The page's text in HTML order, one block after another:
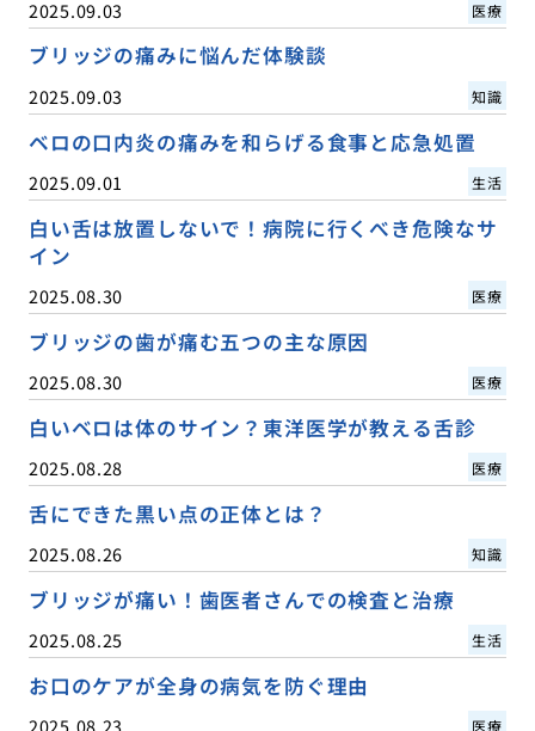
2025.09.03 医療
ブリッジの痛みに悩んだ体験談
2025.09.03 知識
ベロの口内炎の痛みを和らげる食事と応急処置
2025.09.01 生活
白い舌は放置しないで！病院に行くべき危険なサ
イン
2025.08.30 医療
ブリッジの歯が痛む五つの主な原因
2025.08.30 医療
白いベロは体のサイン？東洋医学が教える舌診
2025.08.28 医療
舌にできた黒い点の正体とは？
2025.08.26 知識
ブリッジが痛い！歯医者さんでの検査と治療
2025.08.25 生活
お口のケアが全身の病気を防ぐ理由
2025.08.23 医療